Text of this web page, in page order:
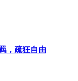
，疏狂自由